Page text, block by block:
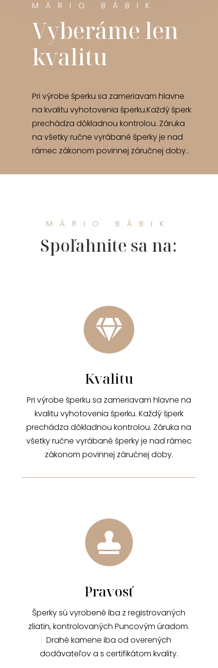
MÁRIO BÁBIK
Vyberáme len
kvalitu
Pri výrobe šperku sa zameriavam hlavne
na kvalitu vyhotovenia šperku.Každý šperk
prechádza dôkladnou kontrolou. Záruka
na všetky ručne vyrábané šperky je nad
rámec zákonom povinnej záručnej doby..
MÁRIO BÁBIK
Spoľahnite sa na:

Kvalitu
Pri výrobe šperku sa zameriavam hlavne na
kvalitu vyhotovenia šperku. Každý šperk
prechádza dôkladnou kontrolou. Záruka na
všetky ručne vyrábané šperky je nad rámec
zákonom povinnej záručnej doby.

Pravosť
Šperky sú vyrobené iba z registrovaných
zliatin, kontrolovaných Puncovým úradom.
Drahé kamene iba od overených
dodávateľov a s certifikátom kvality.